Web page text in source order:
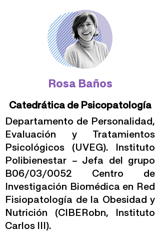
Rosa Baños
Catedrática de Psicopatología
Departamento de Personalidad,
Evaluación y Tratamientos
Psicológicos (UVEG). Instituto
Polibienestar – Jefa del grupo
B06/03/0052 Centro de
Investigación Biomédica en Red
Fisiopatología de la Obesidad y
Nutrición (CIBERobn, Instituto
Carlos III).